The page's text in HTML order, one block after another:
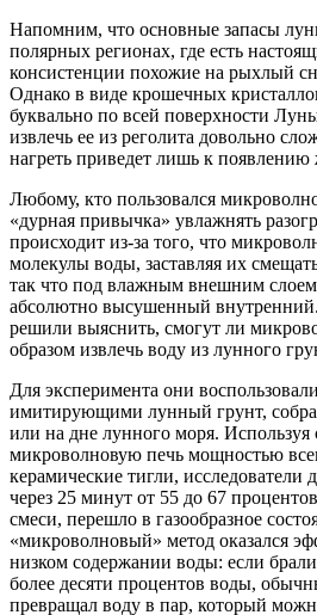
Напомним, что основные запасы
полярных регионах, где есть
консистенции похожие на рыхлый
Однако в виде крошечных
буквально по всей поверхности
извлечь ее из реголита довольно
нагреть приведет лишь к появлению
Любому, кто пользовался
«дурная привычка» увлажнять
происходит из-за того, что
молекулы воды, заставляя их
так что под влажным внешним слоем
абсолютно высушенный
решили выяснить, смогут ли
образом извлечь воду из лунного
Для эксперимента они
имитирующими лунный грунт,
или на дне лунного моря.
микроволновую печь мощностью
керамические тигли, исследователи
через 25 минут от 55 до 67
смеси, перешло в газообразное
«микроволновый» метод оказался
низком содержании воды: если
более десяти процентов воды,
превращал воду в пар, который